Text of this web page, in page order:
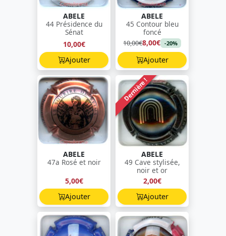
ABELE
44 Présidence du
Sénat
10,00€
Ajouter
ABELE
45 Contour bleu
foncé
10,00€8,00€ -20%
Ajouter
ABELE
47a Rosé et noir
5,00€
Ajouter
Dernière !
ABELE
49 Cave stylisée,
noir et or
2,00€
Ajouter